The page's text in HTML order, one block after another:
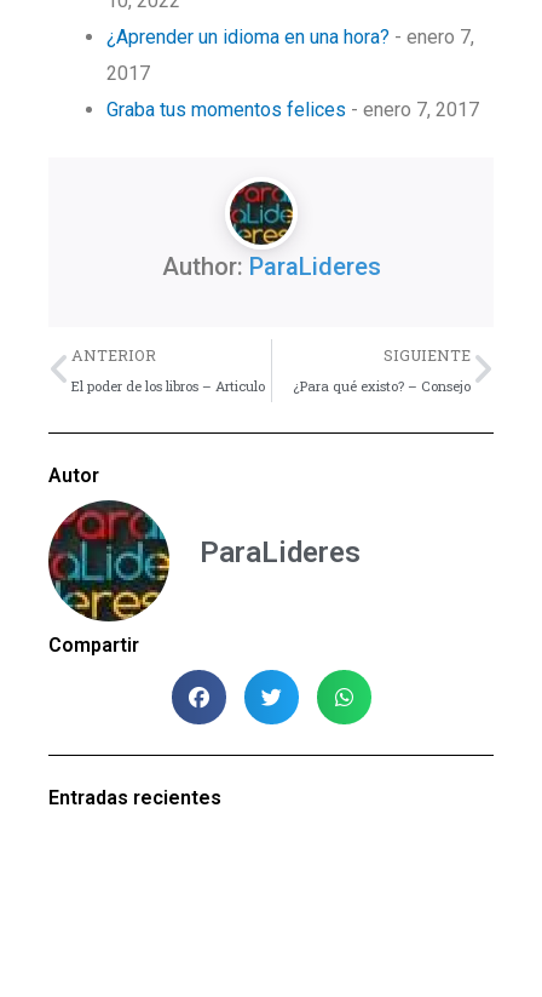
¿Aprender un idioma en una hora? - enero 7,
2017
Graba tus momentos felices - enero 7, 2017
Author: ParaLideres
Previo
ANTERIOR
El poder de los libros – Articulo
SIGUIENTE
¿Para qué existo? – Consejo
Autor
ParaLideres
Compartir
Entradas recientes